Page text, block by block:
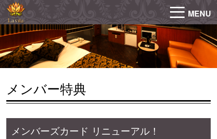
MENU
メンバー特典
メンバーズカード リニューアル！